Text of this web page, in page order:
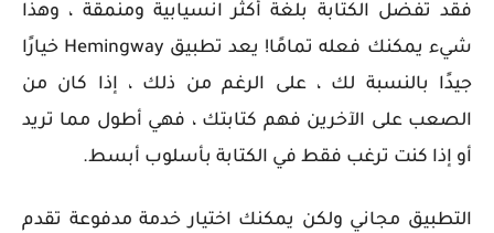
فقد تفضل الكتابة بلغة أكثر انسيابية ومنمقة ، وهذا
شيء يمكنك فعله تمامًا! يعد تطبيق Hemingway خيارًا
جيدًا بالنسبة لك ، على الرغم من ذلك ، إذا كان من
الصعب على الآخرين فهم كتابتك ، فهي أطول مما تريد
أو إذا كنت ترغب فقط في الكتابة بأسلوب أبسط.
التطبيق مجاني ولكن يمكنك اختيار خدمة مدفوعة تقدم